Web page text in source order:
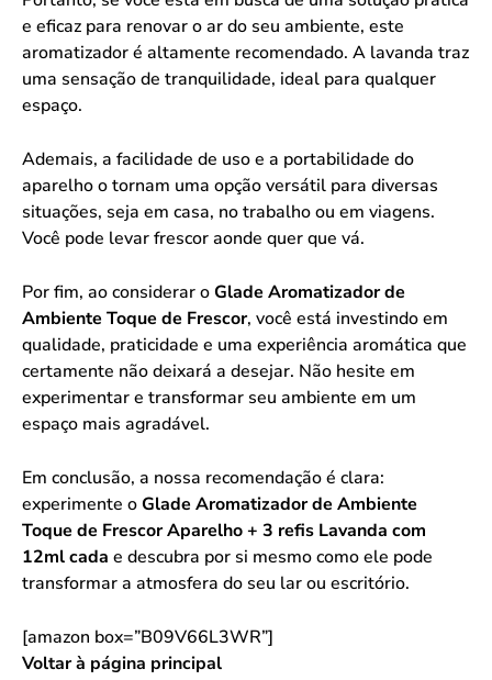
e eficaz para renovar o ar do seu ambiente, este
aromatizador é altamente recomendado. A lavanda traz
uma sensação de tranquilidade, ideal para qualquer
espaço.
Ademais, a facilidade de uso e a portabilidade do
aparelho o tornam uma opção versátil para diversas
situações, seja em casa, no trabalho ou em viagens.
Você pode levar frescor aonde quer que vá.
Por fim, ao considerar oGlade Aromatizador de
Ambiente Toque de Frescor, você está investindo em
qualidade, praticidade e uma experiência aromática que
certamente não deixará a desejar. Não hesite em
experimentar e transformar seu ambiente em um
espaço mais agradável.
Em conclusão, a nossa recomendação é clara:
experimente oGlade Aromatizador de Ambiente
Toque de Frescor Aparelho + 3 refis Lavanda com
12ml cada e descubra por si mesmo como ele pode
transformar a atmosfera do seu lar ou escritório.
[amazon box=”B09V66L3WR”]
Voltar à página principal